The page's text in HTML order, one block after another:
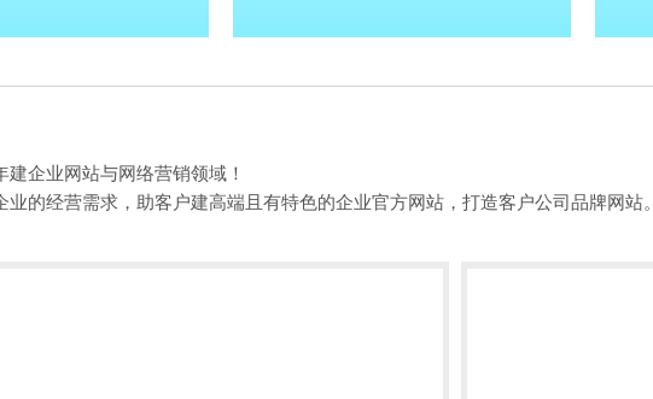
建企业网站与网络营销领域！
业的经营需求，助客户建高端且有特色的企业官方网站，打造客户公司品牌网站。